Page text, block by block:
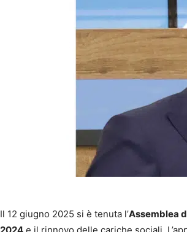
Il 12 giugno 2025 si è tenuta l’Assemblea
2024 e il rinnovo delle cariche sociali.